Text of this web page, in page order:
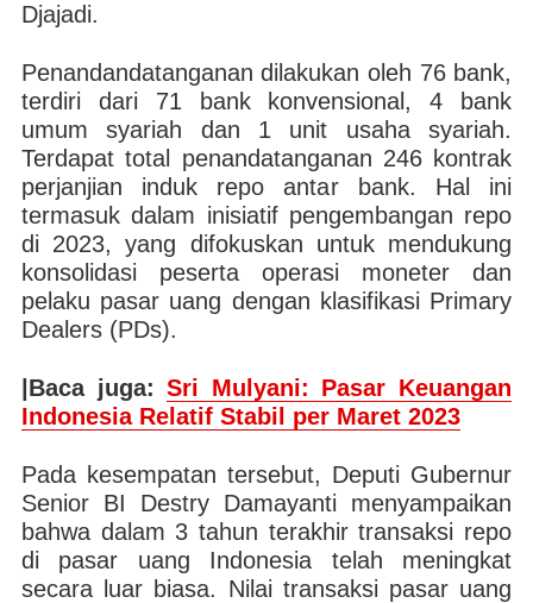
Djajadi.
Penandandatanganan dilakukan oleh 76 bank,
terdiri dari 71 bank konvensional, 4 bank
umum syariah dan 1 unit usaha syariah.
Terdapat total penandatanganan 246 kontrak
perjanjian induk repo antar bank. Hal ini
termasuk dalam inisiatif pengembangan repo
di 2023, yang difokuskan untuk mendukung
konsolidasi peserta operasi moneter dan
pelaku pasar uang dengan klasifikasi Primary
Dealers (PDs).
|Baca juga:Sri Mulyani: Pasar Keuangan
Indonesia Relatif Stabil per Maret 2023
Pada kesempatan tersebut, Deputi Gubernur
Senior BI Destry Damayanti menyampaikan
bahwa dalam 3 tahun terakhir transaksi repo
di pasar uang Indonesia telah meningkat
secara luar biasa. Nilai transaksi pasar uang